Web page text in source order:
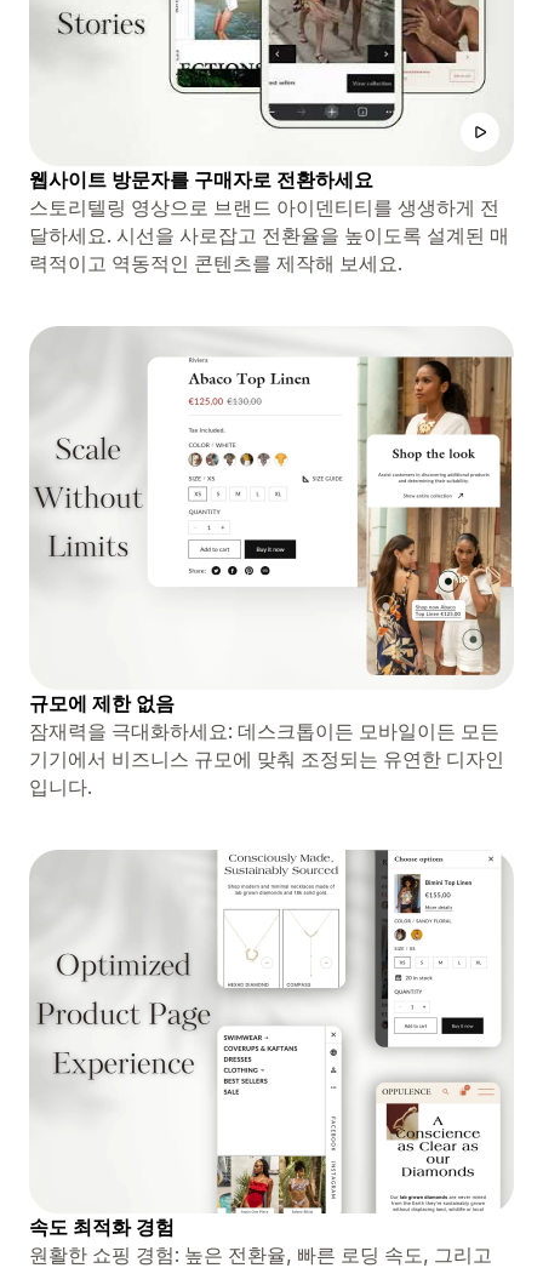
웹사이트 방문자를 구매자로 전환하세요
스토리텔링 영상으로 브랜드 아이덴티티를 생생하게 전
달하세요. 시선을 사로잡고 전환율을 높이도록 설계된 매
력적이고 역동적인 콘텐츠를 제작해 보세요.
규모에 제한 없음
잠재력을 극대화하세요: 데스크톱이든 모바일이든 모든
기기에서 비즈니스 규모에 맞춰 조정되는 유연한 디자인
입니다.
속도 최적화 경험
원활한 쇼핑 경험: 높은 전환율, 빠른 로딩 속도, 그리고